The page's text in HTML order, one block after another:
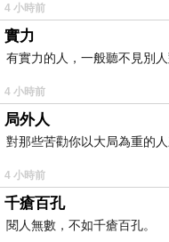
4 小時前
實力
有實力的人，一般聽不見別人
4 小時前
局外人
對那些苦勸你以大局為重的
4 小時前
千瘡百孔
閱人無數，不如千瘡百孔。